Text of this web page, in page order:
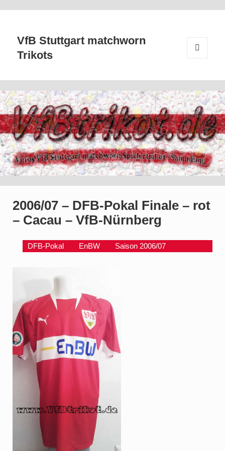
VfB Stuttgart matchworn
Trikots
2006/07 – DFB-Pokal Finale – rot
– Cacau – VfB-Nürnberg
DFB-Pokal EnBW Saison 2006/07